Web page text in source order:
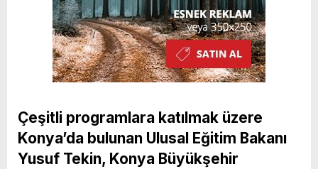
Çeşitli programlara katılmak üzere
Konya’da bulunan Ulusal Eğitim Bakanı
Yusuf Tekin, Konya Büyükşehir